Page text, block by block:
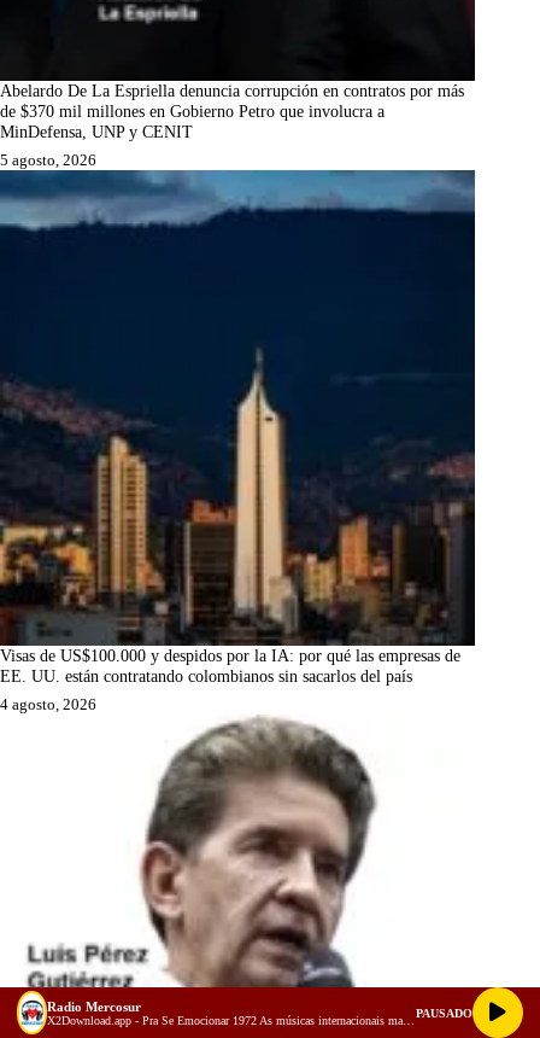
Abelardo De La Espriella denuncia corrupción en contratos por más
de $370 mil millones en Gobierno Petro que involucra a
MinDefensa, UNP y CENIT
5 agosto, 2026
Visas de US$100.000 y despidos por la IA: por qué las empresas de
EE. UU. están contratando colombianos sin sacarlos del país
4 agosto, 2026
Radio Mercosur PAUSADO